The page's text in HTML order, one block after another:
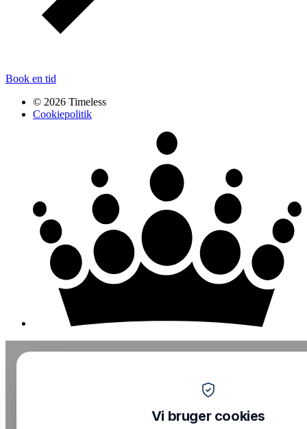
Book en tid
© 2026 Timeless
Cookiepolitik